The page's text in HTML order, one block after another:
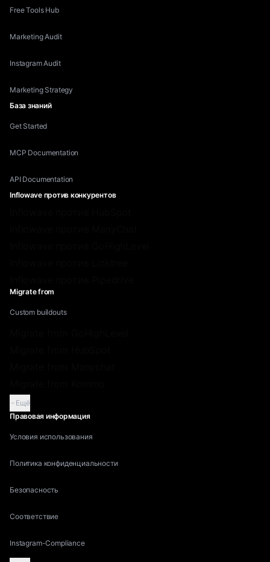
Free Tools Hub
Marketing Audit
Instagram Audit
Marketing Strategy
База знаний
Get Started
MCP Documentation
API Documentation
Inflowave против конкурентов
Migrate from
Custom buildouts
Ещё
Правовая информация
Условия использования
Политика конфиденциальности
Безопасность
Соответствие
Instagram-Compliance